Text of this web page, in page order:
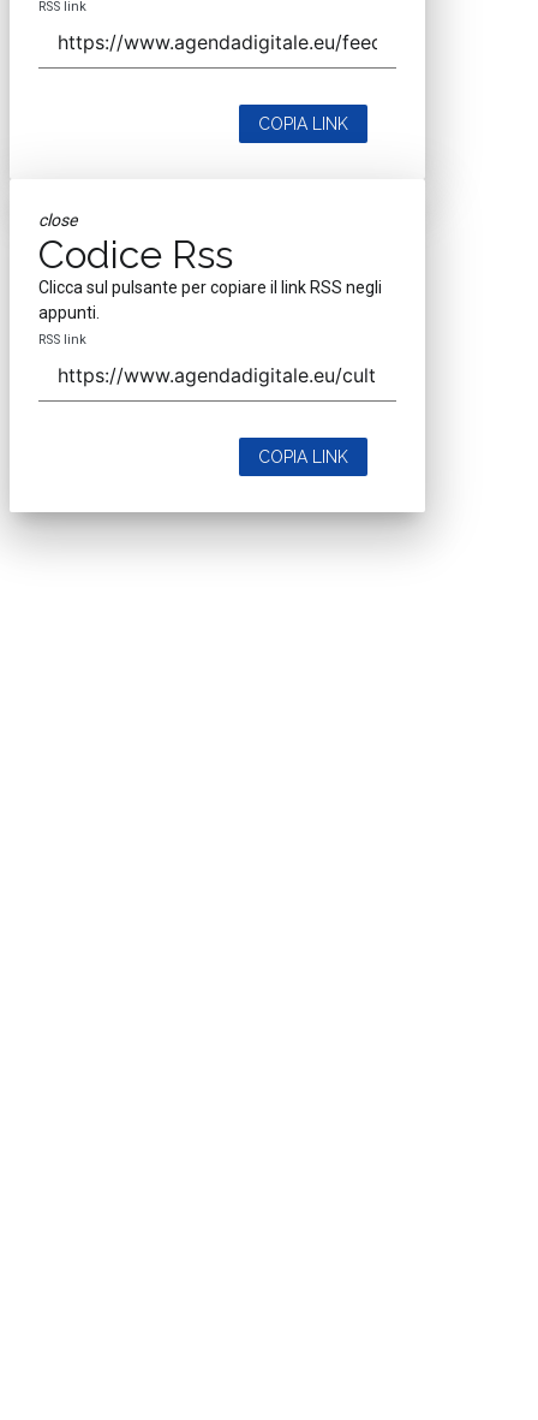
RSS link
COPIA LINK
close
Codice Rss
Clicca sul pulsante per copiare il link RSS negli
appunti.
RSS link
COPIA LINK